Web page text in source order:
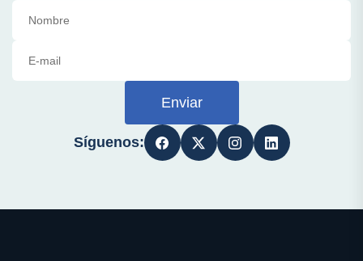
Enviar
Síguenos: